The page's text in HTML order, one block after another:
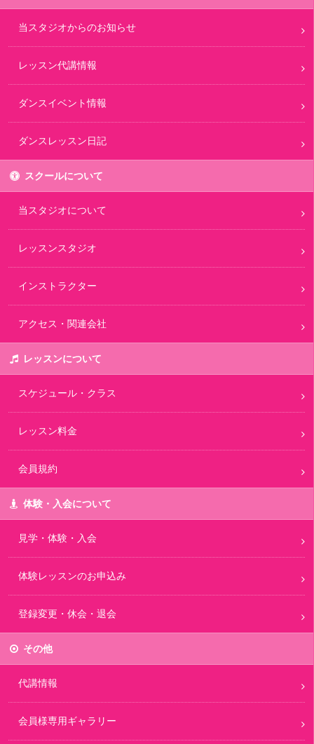
当スタジオからのお知らせ
レッスン代講情報
ダンスイベント情報
ダンスレッスン日記
スクールについて
当スタジオについて
レッスンスタジオ
インストラクター
アクセス・関連会社
レッスンについて
スケジュール・クラス
レッスン料金
会員規約
体験・入会について
見学・体験・入会
体験レッスンのお申込み
登録変更・休会・退会
その他
代講情報
会員様専用ギャラリー